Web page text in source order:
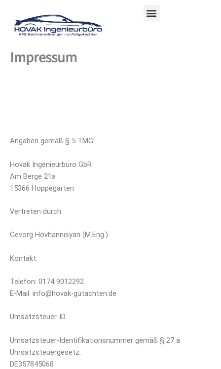
springen
Menu
Impressum
Angaben gemäß § 5 TMG:
Hovak Ingenieurbüro GbR
Am Berge 21a
15366 Hoppegarten
Vertreten durch:
Gevorg Hovhannisyan (M.Eng.)
Kontakt:
Telefon: 0174 9012292
E-Mail: info@hovak-gutachten.de
Umsatzsteuer-ID
Umsatzsteuer-Identifikationsnummer gemäß § 27 a
Umsatzsteuergesetz:
DE357845068